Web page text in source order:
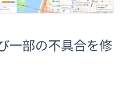
一部の不具合を修